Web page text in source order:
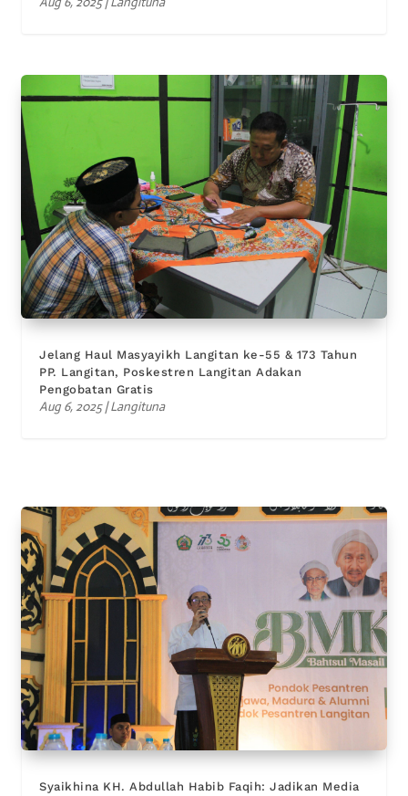
Jelang Haul Masyayikh Langitan ke-55 & 173 Tahun
PP. Langitan, Poskestren Langitan Adakan
Pengobatan Gratis
Aug 6, 2025|Langituna
Syaikhina KH. Abdullah Habib Faqih: Jadikan Media